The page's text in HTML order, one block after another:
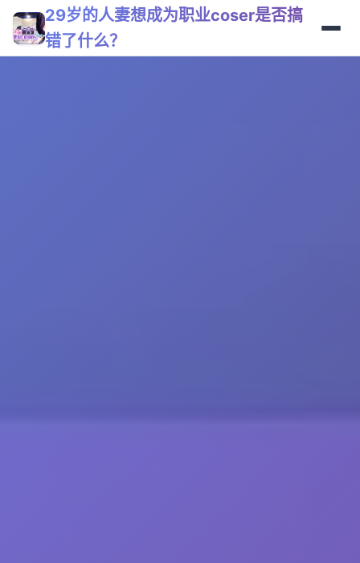
29岁的人妻想成为职业coser是否搞
错了什么？